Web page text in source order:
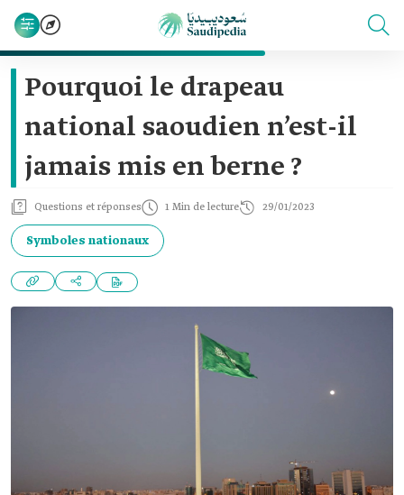
Pourquoi le drapeau
national saoudien n’est-il
jamais mis en berne ?
Questions et réponses 1 Min de lecture 29/01/2023
Symboles nationaux